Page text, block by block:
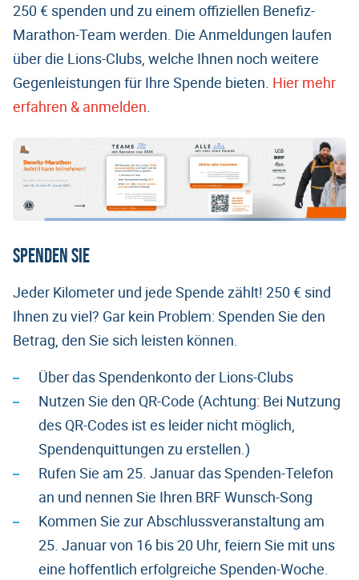
250 € spenden und zu einem offiziellen Benefiz-
Marathon-Team werden. Die Anmeldungen laufen
über die Lions-Clubs, welche Ihnen noch weitere
Gegenleistungen für Ihre Spende bieten. Hier mehr
erfahren & anmelden.
Spenden Sie
Jeder Kilometer und jede Spende zählt! 250 € sind
Ihnen zu viel? Gar kein Problem: Spenden Sie den
Betrag, den Sie sich leisten können.
Über das Spendenkonto der Lions-Clubs
Nutzen Sie den QR-Code (Achtung: Bei Nutzung
des QR-Codes ist es leider nicht möglich,
Spendenquittungen zu erstellen.)
Rufen Sie am 25. Januar das Spenden-Telefon
an und nennen Sie Ihren BRF Wunsch-Song
Kommen Sie zur Abschlussveranstaltung am
25. Januar von 16 bis 20 Uhr, feiern Sie mit uns
eine hoffentlich erfolgreiche Spenden-Woche.